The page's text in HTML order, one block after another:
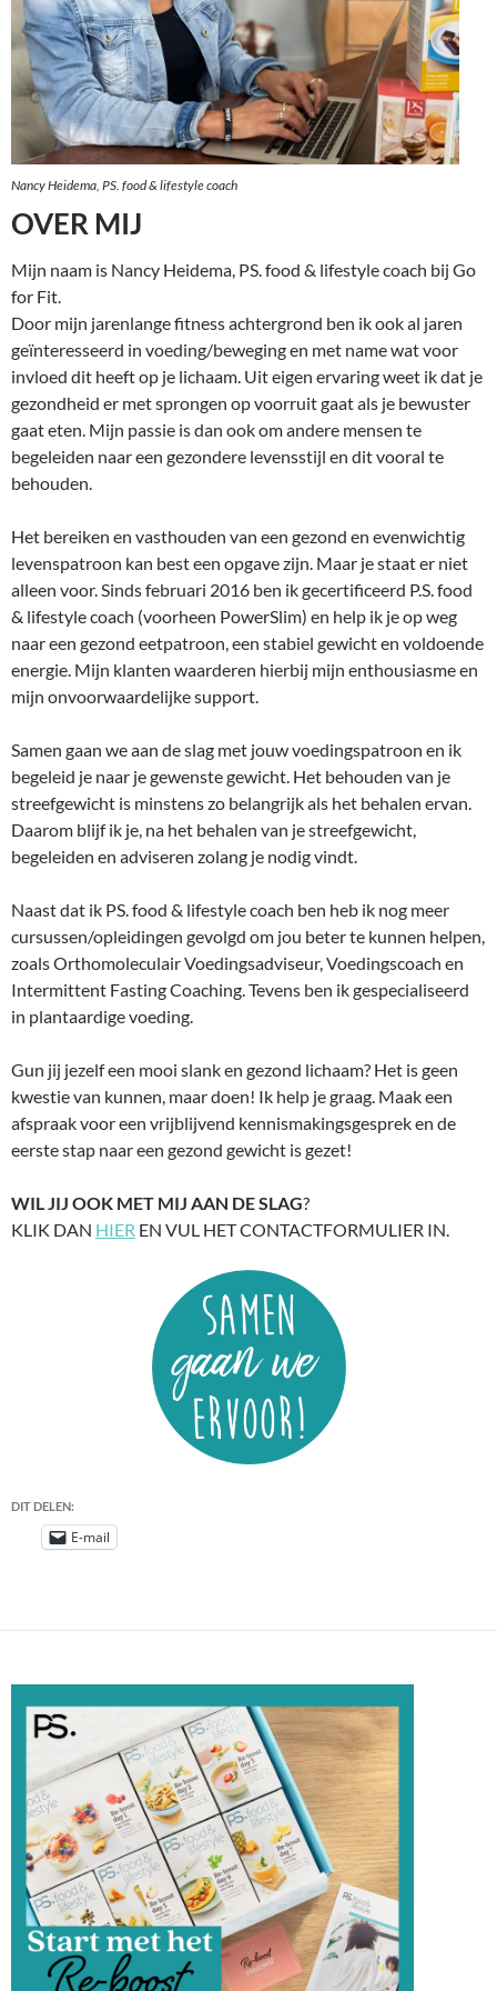
Nancy Heidema, PS. food & lifestyle coach
OVER MIJ
Mijn naam is Nancy Heidema, PS. food & lifestyle coach bij Go
for Fit.
Door mijn jarenlange fitness achtergrond ben ik ook al jaren
geïnteresseerd in voeding/beweging en met name wat voor
invloed dit heeft op je lichaam. Uit eigen ervaring weet ik dat je
gezondheid er met sprongen op voorruit gaat als je bewuster
gaat eten. Mijn passie is dan ook om andere mensen te
begeleiden naar een gezondere levensstijl en dit vooral te
behouden.
Het bereiken en vasthouden van een gezond en evenwichtig
levenspatroon kan best een opgave zijn. Maar je staat er niet
alleen voor. Sinds februari 2016 ben ik gecertificeerd P.S. food
& lifestyle coach (voorheen PowerSlim) en help ik je op weg
naar een gezond eetpatroon, een stabiel gewicht en voldoende
energie. Mijn klanten waarderen hierbij mijn enthousiasme en
mijn onvoorwaardelijke support.
Samen gaan we aan de slag met jouw voedingspatroon en ik
begeleid je naar je gewenste gewicht. Het behouden van je
streefgewicht is minstens zo belangrijk als het behalen ervan.
Daarom blijf ik je, na het behalen van je streefgewicht,
begeleiden en adviseren zolang je nodig vindt.
Naast dat ik PS. food & lifestyle coach ben heb ik nog meer
cursussen/opleidingen gevolgd om jou beter te kunnen helpen,
zoals Orthomoleculair Voedingsadviseur, Voedingscoach en
Intermittent Fasting Coaching. Tevens ben ik gespecialiseerd
in plantaardige voeding.
Gun jij jezelf een mooi slank en gezond lichaam? Het is geen
kwestie van kunnen, maar doen! Ik help je graag. Maak een
afspraak voor een vrijblijvend kennismakingsgesprek en de
eerste stap naar een gezond gewicht is gezet!
WIL JIJ OOK MET MIJ AAN DE SLAG?
KLIK DAN HIER EN VUL HET CONTACTFORMULIER IN.
DIT DELEN:
E-mail